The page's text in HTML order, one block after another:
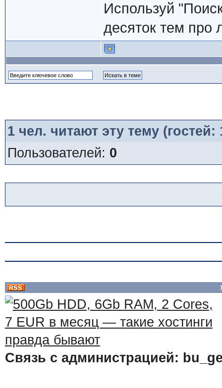
Используй
десяток тем про
1чел. читают эту тему
Пользователей: 0
Связь с администрацией: